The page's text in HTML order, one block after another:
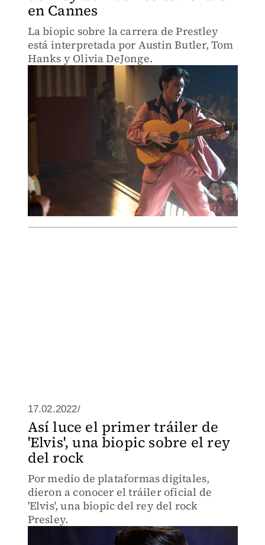
en Cannes
La biopic sobre la carrera de Prestley
está interpretada por Austin Butler, Tom
Hanks y Olivia DeJonge.
17.02.2022/
Así luce el primer tráiler de
'Elvis', una biopic sobre el rey
del rock
Por medio de plataformas digitales,
dieron a conocer el tráiler oficial de
'Elvis', una biopic del rey del rock
Presley.